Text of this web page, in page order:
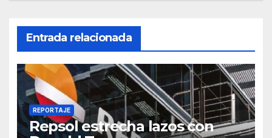
Entrada relacionada
REPORTAJE
Repsol estrecha lazos con